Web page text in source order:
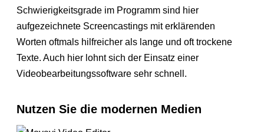
Schwierigkeitsgrade im Programm sind hier
aufgezeichnete Screencastings mit erklärenden
Worten oftmals hilfreicher als lange und oft trockene
Texte. Auch hier lohnt sich der Einsatz einer
Videobearbeitungssoftware sehr schnell.
Nutzen Sie die modernen Medien